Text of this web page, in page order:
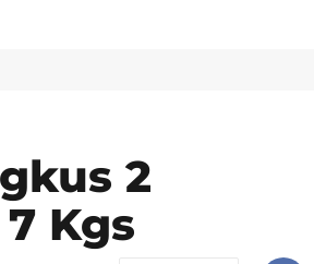
2
Kgs